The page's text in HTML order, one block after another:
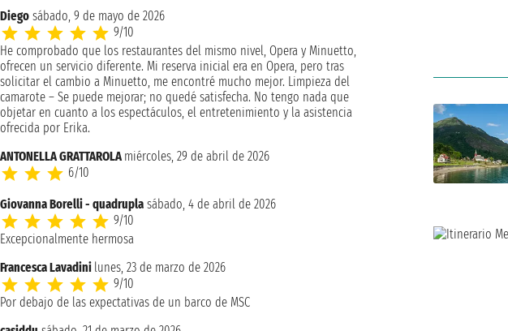
Diego sábado, 9 de mayo de 2026
9/10
He comprobado que los restaurantes del mismo nivel, Opera y Minuetto,
ofrecen un servicio diferente. Mi reserva inicial era en Opera, pero tras
solicitar el cambio a Minuetto, me encontré mucho mejor. Limpieza del
camarote – Se puede mejorar; no quedé satisfecha. No tengo nada que
objetar en cuanto a los espectáculos, el entretenimiento y la asistencia
ofrecida por Erika.
ANTONELLA GRATTAROLAmiércoles, 29 de abril de 2026
6/10
Giovanna Borelli - quadrupla sábado, 4 de abril de 2026
9/10
Excepcionalmente hermosa
Francesca Lavadini lunes, 23 de marzo de 2026
9/10
Por debajo de las expectativas de un barco de MSC